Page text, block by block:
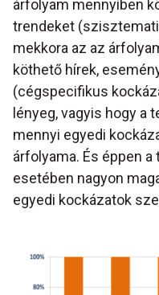
árfolyam mennyiben
trendeket
mekkora az az
köthető hírek,
(cégspecifikus
lényeg, vagyis hogy
mennyi egyedi
árfolyama. És éppen
esetében nagyon
egyedi kockázatok